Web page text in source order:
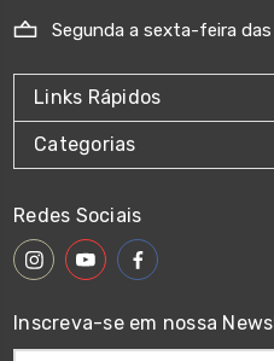
Segunda a sexta-feira
Links Rápidos
Categorias
Redes Sociais
Inscreva-se em nossa